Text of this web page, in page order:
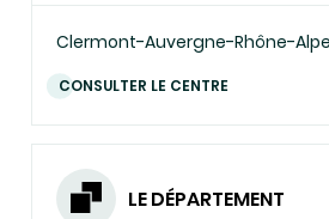
Clermont-Auvergne-Rhône-
CONSULTER LE CENTRE
LE DÉPARTEMENT